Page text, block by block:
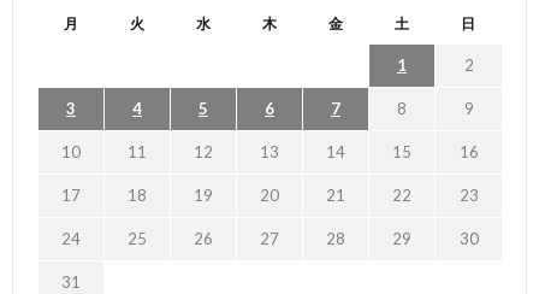
月 火 水 木 金 土 日
1 2
3 4 5 6 7 8 9
10 11 12 13 14 15 16
17 18 19 20 21 22 23
24 25 26 27 28 29 30
31